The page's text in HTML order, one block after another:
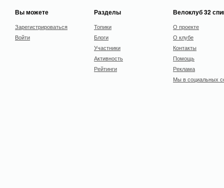
Вы можете
Зарегистрироваться
Войти
Разделы
Топики
Блоги
Участники
Активность
Рейтинги
Велоклуб 32
О проекте
О клубе
Контакты
Помощь
Реклама
Мы в социальных